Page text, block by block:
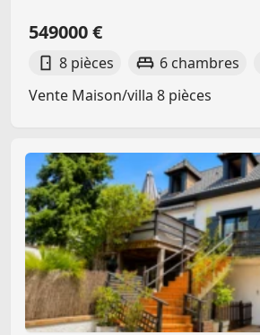
549000 €
8 pièces 6 chambres
Vente Maison/villa 8 pièces